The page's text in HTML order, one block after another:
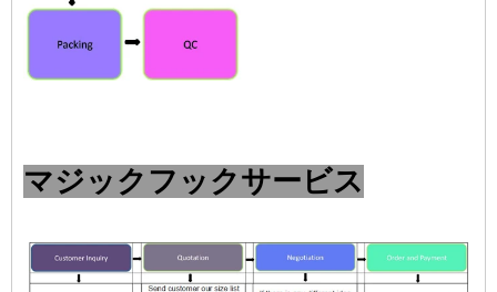
マジックフックサービス